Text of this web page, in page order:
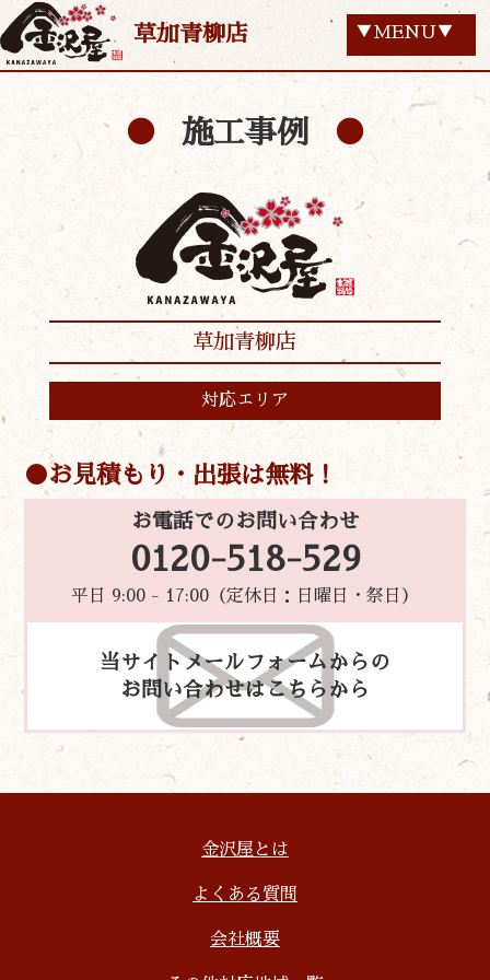
草加青柳店 ▼MENU▼
施工事例
草加青柳店
対応エリア
お見積もり・出張は無料！
お電話でのお問い合わせ
0120-518-529
平日 9:00 - 17:00（定休日：日曜日・祭日）
当サイトメールフォームからの
お問い合わせはこちらから
金沢屋とは
よくある質問
会社概要